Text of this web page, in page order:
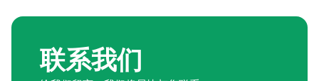
联系我们